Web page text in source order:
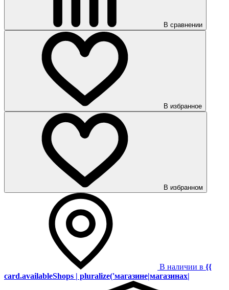
В сравнении
В избранное
В избранном
В наличии в {{
card.availableShops | pluralize('магазине|магазинах|